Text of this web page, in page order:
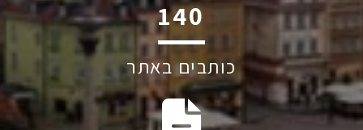
200
כותבים באתר